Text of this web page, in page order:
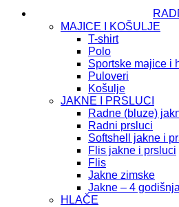
MAJICE I KOŠULJE
T-shirt
Polo
Sportske majice i
Puloveri
Košulje
JAKNE I PRSLUCI
Radne (bluze)
Radni prsluci
Softshell jakne i
Flis jakne i prsluci
Flis
Jakne zimske
Jakne – 4
HLAČE